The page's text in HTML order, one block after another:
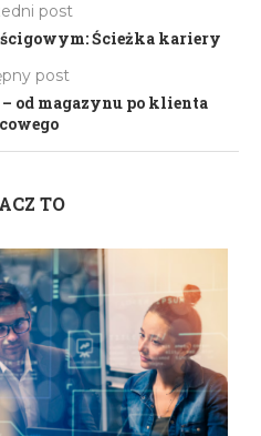
post
Ścieżka kariery
post
od magazynu po klienta
TO